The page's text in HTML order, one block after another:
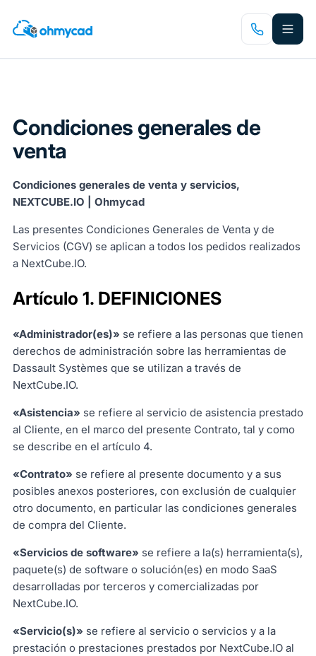
al
Condiciones generales de
venta
Condiciones generales de venta y servicios,
NEXTCUBE.IO | Ohmycad
Las presentes Condiciones Generales de Venta y de
Servicios (CGV) se aplican a todos los pedidos realizados
a NextCube.IO.
Artículo 1. DEFINICIONES
«Administrador(es)» se refiere a las personas que tienen
derechos de administración sobre las herramientas de
Dassault Systèmes que se utilizan a través de
NextCube.IO.
«Asistencia» se refiere al servicio de asistencia prestado
al Cliente, en el marco del presente Contrato, tal y como
se describe en el artículo 4.
«Contrato» se refiere al presente documento y a sus
posibles anexos posteriores, con exclusión de cualquier
otro documento, en particular las condiciones generales
de compra del Cliente.
«Servicios de software» se refiere a la(s) herramienta(s),
paquete(s) de software o solución(es) en modo SaaS
desarrolladas por terceros y comercializadas por
NextCube.IO.
«Servicio(s)» se refiere al servicio o servicios y a la
prestación o prestaciones prestados por NextCube.IO al